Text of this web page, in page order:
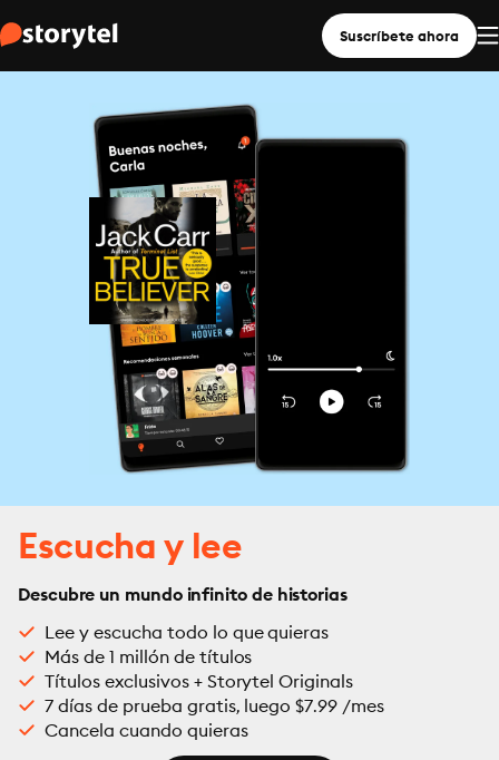
Suscríbete ahora
Escucha y lee
Descubre un mundo infinito de historias
Lee y escucha todo lo que quieras
Más de 1 millón de títulos
Títulos exclusivos + Storytel Originals
7 días de prueba gratis, luego $7.99 /mes
Cancela cuando quieras